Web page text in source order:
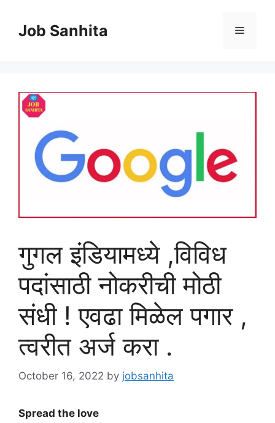
contentJob Sanhita Menu
गुगल इंडियामध्ये ,विविध
पदांसाठी नोकरीची मोठी
संधी ! एवढा मिळेल पगार ,
त्वरीत अर्ज करा .
October 16, 2022 by jobsanhita
Spread the love